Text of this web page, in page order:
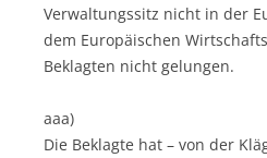
Verwaltungssitz nicht in der
dem Europäischen
Beklagten nicht gelungen.
aaa)
Die Beklagte hat – von der